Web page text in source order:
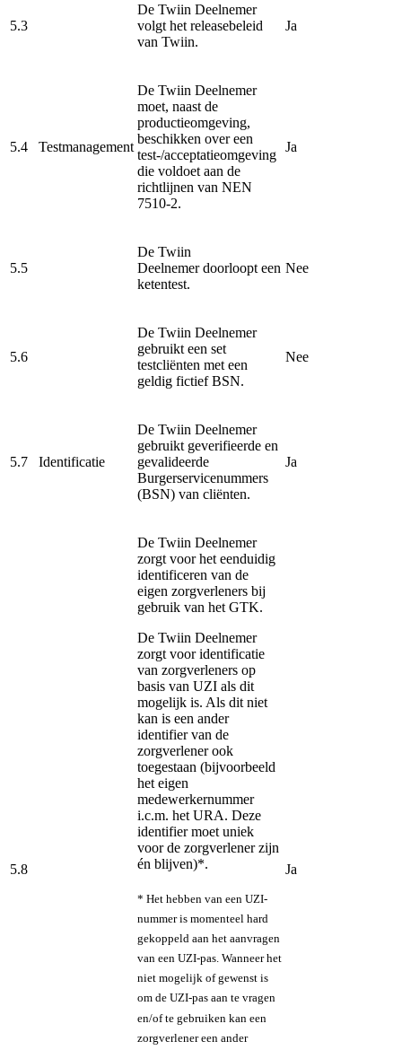
5.3
De Twiin Deelnemer
volgt het releasebeleid
van Twiin.
Ja
5.4 Testmanagement
De Twiin Deelnemer
moet, naast de
productieomgeving,
beschikken over een
test-/acceptatieomgeving
die voldoet aan de
richtlijnen van NEN
7510-2.
Ja
5.5
De Twiin
Deelnemer doorloopt een
ketentest.
Nee
5.6
De Twiin Deelnemer
gebruikt een set
testcliënten met een
geldig fictief BSN.
Nee
5.7 Identificatie
De Twiin Deelnemer
gebruikt geverifieerde en
gevalideerde
Burgerservicenummers
(BSN) van cliënten.
Ja
5.8
De Twiin Deelnemer
zorgt voor het eenduidig
identificeren van de
eigen zorgverleners bij
gebruik van het GTK.
De Twiin Deelnemer
zorgt voor identificatie
van zorgverleners op
basis van UZI als dit
mogelijk is. Als dit niet
kan is een ander
identifier van de
zorgverlener ook
toegestaan (bijvoorbeeld
het eigen
medewerkernummer
i.c.m. het URA. Deze
identifier moet uniek
voor de zorgverlener zijn
én blijven)*.
* Het hebben van een UZI-
nummer is momenteel hard
gekoppeld aan het aanvragen
van een UZI-pas. Wanneer het
niet mogelijk of gewenst is
om de UZI-pas aan te vragen
en/of te gebruiken kan een
zorgverlener een ander
Ja